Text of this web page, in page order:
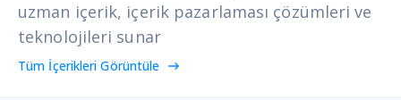
uzman içerik, içerik pazarlaması çözümleri ve
teknolojileri sunar
Tüm İçerikleri Görüntüle